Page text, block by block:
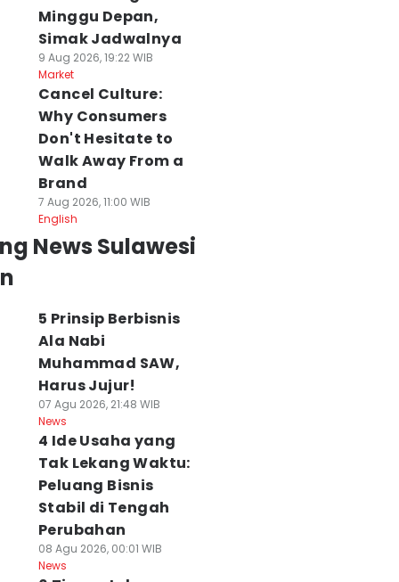
Minggu Depan,
Simak Jadwalnya
9 Aug 2026, 19:22 WIB
Market
Cancel Culture:
Why Consumers
Don't Hesitate to
Walk Away From a
Brand
7 Aug 2026, 11:00 WIB
English
News Sulawesi
5 Prinsip Berbisnis
Ala Nabi
Muhammad SAW,
Harus Jujur!
07 Agu 2026, 21:48 WIB
News
4 Ide Usaha yang
Tak Lekang Waktu:
Peluang Bisnis
Stabil di Tengah
Perubahan
08 Agu 2026, 00:01 WIB
News